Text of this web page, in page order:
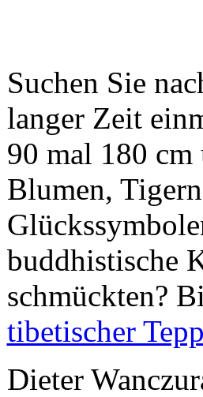
Suchen Sie
langer Zeit
90 mal 180
Blumen,
buddhistische
schmückten?
tibetischer
Dieter